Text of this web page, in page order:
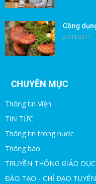
Công
27/11/2017
CHUYÊN MỤC
Thông tin Viện
TIN TỨC
Thông tin trong nước
Thông báo
TRUYỀN THÔNG GIÁO
ĐÀO TẠO - CHỈ ĐẠO TUYẾN